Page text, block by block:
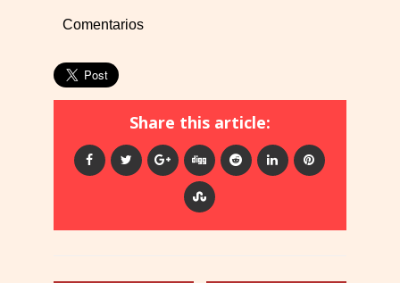
Comentarios
Share this article: